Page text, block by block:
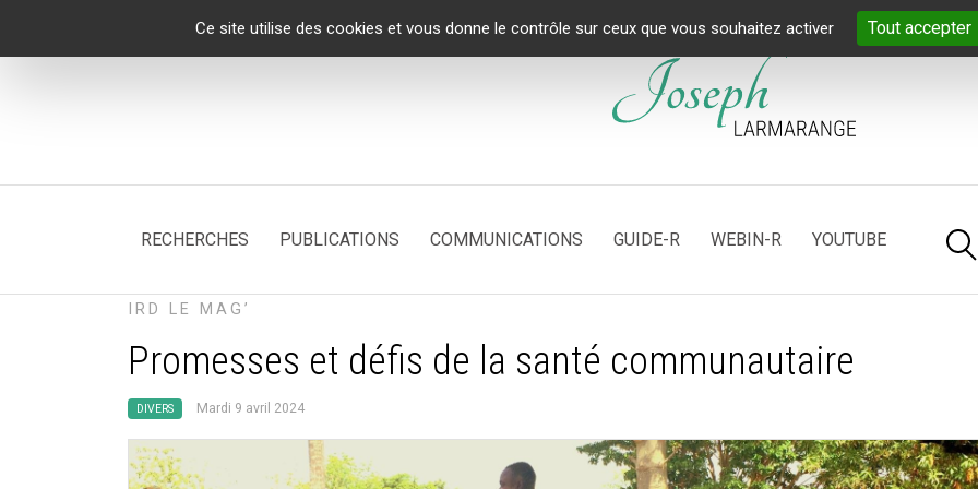
Ce site utilise des cookies et vous donne le contrôle sur ceux que vous souhaitez activer Tout accepter
RECHERCHES PUBLICATIONS COMMUNICATIONS GUIDE-R WEBIN-R YOUTUBE
IRD LE MAG’
Promesses et défis de la santé communautaire
DIVERS Mardi 9 avril 2024